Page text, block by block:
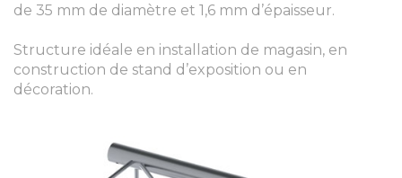
de 35 mm de diamètre et 1,6 mm d’épaisseur.
Structure idéale en installation de magasin, en
construction de stand d’exposition ou en
décoration.